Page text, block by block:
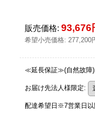
販売価格: 93,676
希望小売価格: 277,200
≪延長保証≫(自然故障)
お届け先法人様限定:
配達希望日※7営業日